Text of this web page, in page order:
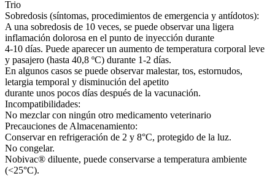
Trio
Sobredosis (síntomas, procedimientos de emergencia y antídotos):
A una sobredosis de 10 veces, se puede observar una ligera
inflamación dolorosa en el punto de inyección durante
4-10 días. Puede aparecer un aumento de temperatura corporal leve
y pasajero (hasta 40,8 ºC) durante 1-2 días.
En algunos casos se puede observar malestar, tos, estornudos,
letargia temporal y disminución del apetito
durante unos pocos días después de la vacunación.
Incompatibilidades:
No mezclar con ningún otro medicamento veterinario
Precauciones de Almacenamiento:
Conservar en refrigeración de 2 y 8°C, protegido de la luz.
No congelar.
Nobivac® diluente, puede conservarse a temperatura ambiente
(<25°C).